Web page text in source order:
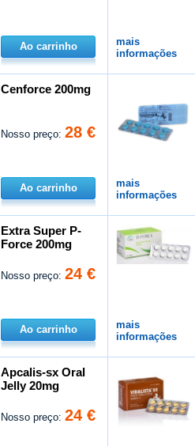
Ao carrinho
mais
informações
Cenforce 200mg
Nosso preço:28 €
Ao carrinho
mais
informações
Extra Super P-
Force 200mg
Nosso preço:24 €
Ao carrinho
mais
informações
Apcalis-sx Oral
Jelly 20mg
Nosso preço:24 €